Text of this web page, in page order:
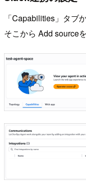
「Capabilities」タブ
そこから Add source